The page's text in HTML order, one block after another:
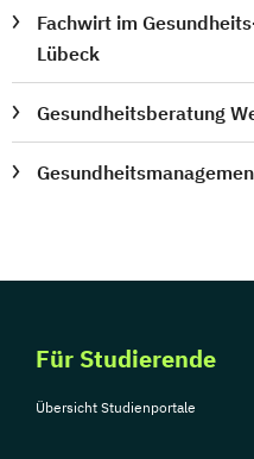
Fachwirt im
Lübeck
Gesundheitsberatung
Für Studierende
Übersicht Studienportale